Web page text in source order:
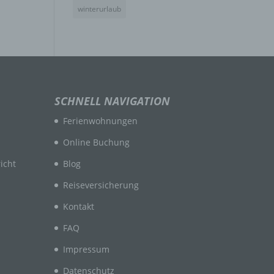
winterurlaub
SCHNELL NAVIGATION
Ferienwohnungen
Online Buchung
Blog
Reiseversicherung
Kontakt
FAQ
Impressum
Datenschutz